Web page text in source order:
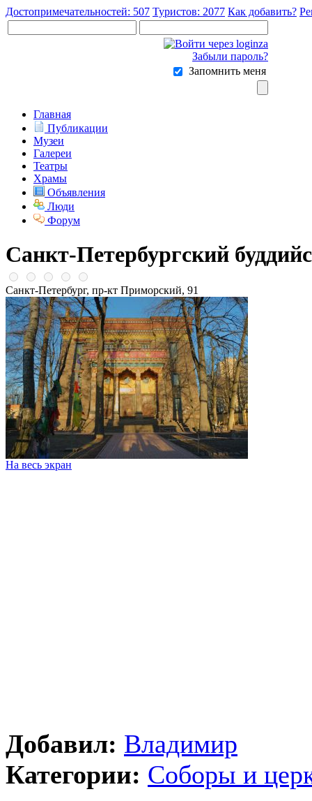
Достопримечательностей: 507 Туристов: 2077 Как добавить?
Забыли пароль?
Запомнить меня
Главная
Публикации
Музеи
Галереи
Театры
Храмы
Объявления
Люди
Форум
Санкт-Петербургский
Санкт-Петербург, пр-кт Приморский, 91
На весь экран
Добавил: Владимир
Категории: Соборы и